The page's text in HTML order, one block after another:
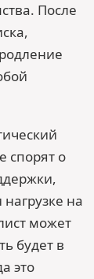
После
спорят о
на
может
будет в
это